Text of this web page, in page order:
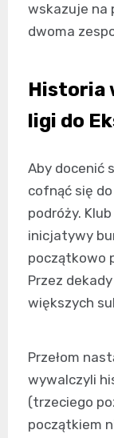
wskazuje na
dwoma
Historia
ligi do
Aby docenić
cofnąć się
podróży.
inicjatywy
początkowo
Przez
większych
Przełom
wywalczyli
(trzeciego
początkiem